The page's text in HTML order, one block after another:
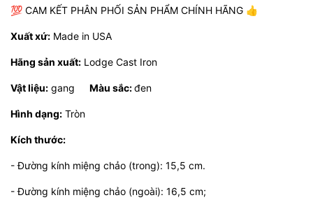
💯 CAM KẾT PHÂN PHỐI SẢN PHẨM CHÍNH HÃNG 👍
Xuất xứ: Made in USA
Hãng sản xuất: Lodge Cast Iron
Vật liệu: gang Màu sắc:đen
Hình dạng: Tròn
Kích thước:
- Đường kính miệng chảo (trong): 15,5 cm.
- Đường kính miệng chảo (ngoài): 16,5 cm;